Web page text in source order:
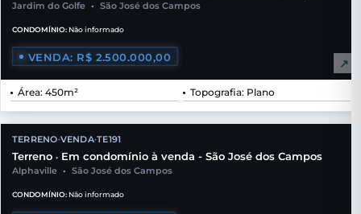
Jardim do Golfe • São José dos Campos
CONDOMÍNIO: Não informado
VENDA: R$ 2.500.000,00 ↗
Área: 450m² Topografia: Plano
TERRENO•VENDA•TE191
Terreno • Em condomínio à venda - São José dos Campos
Alphaville • São José dos Campos
CONDOMÍNIO: Não informado